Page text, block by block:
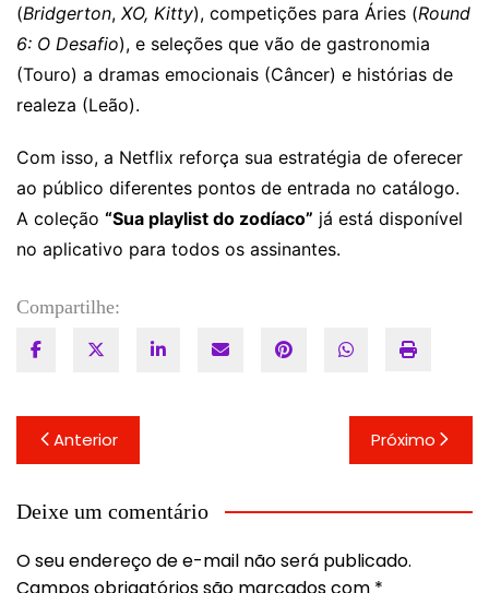
(Bridgerton, XO, Kitty), competições para Áries (Round
6: O Desafio), e seleções que vão de gastronomia
(Touro) a dramas emocionais (Câncer) e histórias de
realeza (Leão).
Com isso, a Netflix reforça sua estratégia de oferecer
ao público diferentes pontos de entrada no catálogo.
A coleção “Sua playlist do zodíaco” já está disponível
no aplicativo para todos os assinantes.
Compartilhe:
Navegação
de
Post
Anterior Próximo
Deixe um comentário
O seu endereço de e-mail não será publicado.
Campos obrigatórios são marcados com *